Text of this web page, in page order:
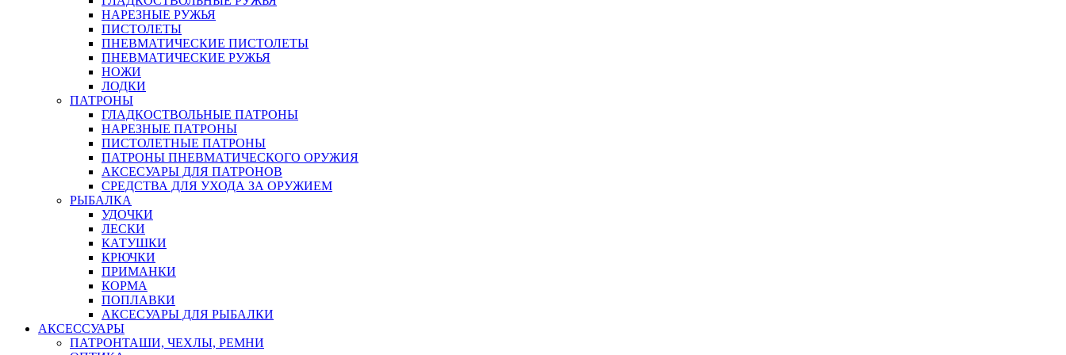
НАРЕЗНЫЕ РУЖЬЯ
ПИСТОЛЕТЫ
ПНЕВМАТИЧЕСКИЕ ПИСТОЛЕТЫ
ПНЕВМАТИЧЕСКИЕ РУЖЬЯ
НОЖИ
ЛОДКИ
ПАТРОНЫ
ГЛАДКОСТВОЛЬНЫЕ ПАТРОНЫ
НАРЕЗНЫЕ ПАТРОНЫ
ПИСТОЛЕТНЫЕ ПАТРОНЫ
ПАТРОНЫ ПНЕВМАТИЧЕСКОГО ОРУЖИЯ
АКСЕСУАРЫ ДЛЯ ПАТРОНОВ
СРЕДСТВА ДЛЯ УХОДА ЗА ОРУЖИЕМ
РЫБАЛКА
УДОЧКИ
ЛЕСКИ
КАТУШКИ
КРЮЧКИ
ПРИМАНКИ
КОРМА
ПОПЛАВКИ
АКСЕСУАРЫ ДЛЯ РЫБАЛКИ
АКСЕССУАРЫ
ПАТРОНТАШИ, ЧЕХЛЫ, РЕМНИ